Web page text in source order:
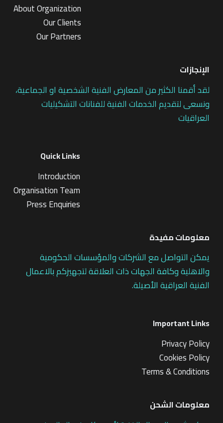
About Organization
Our Clients
Our Partners
الإنجازات
لقد أقمنا الكثير من المعارض الفنية الشخصية او الجماعية،
ونسعى لتقديم الخدمات الفنية للفنانات التشكيليات
العراقيات
Quick Links
Introduction
Organisation Team
Press Enquiries
معلومات مفيدة
يمكن التواصل مع الشركات والمؤسسات الحكومية
والاهلية وكافة الجهات ذات العلاقة لتجهيزكم بالاعمال
الفنية العراقية الأصيلة.
Important Links
Privacy Policy
Cookies Policy
Terms & Conditions
معلومات الشحن